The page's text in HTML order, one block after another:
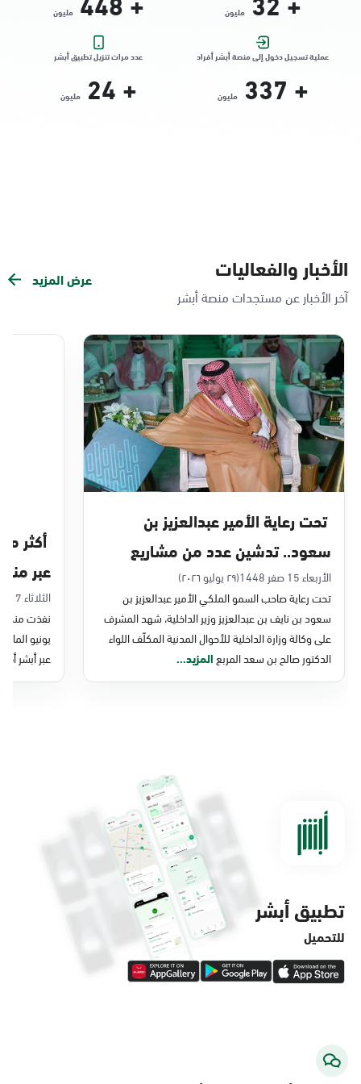
التوجه للموقع
الدمام, الدمام - الشاطئ مول
الأحد - الخميس (08:00-14:30)
الدمام, الدمام - لولو مول
الأحد - الخميس (08:00-14:30)
الدمام, الدمام - بنده حي أحد
الأحد - الخميس (08:00-14:30)
التوجه للموقع
الدمام, الدمام - الغرفة التجارية
التوجه للموقع
الدمام, الدمام - بنده - حي الشاطئ
الأحد - الخميس (08:00-14:30)
التوجه للموقع
الدمام, الدمام - بنده ضاحية الملك فهد
الدمام, الدمام - مستشفى الملك فهد
الدمام, الدمام - لولو ماركت حي الفاخرية
الأحد - الخميس (08:00-14:30)
مليون مليون
عملية تسجيل دخول إلى منصة أبشر أفراد
+
337 مليون
عدد مرات تنزيل تطبيق أبشر
+
24 مليون
الأخبار والفعاليات
آخر الأخبار عن مستجدات منصة أبشر
عرض المزيد
تحت رعاية الأمير عبدالعزيز بن
سعود.. تدشين عدد من مشاريع
التحول الرقمي والخدمات الإلكترونية
للأحوال المدنية
الأربعاء 15 صفر 1448
(٢٩ يوليو ٢٠٢٦)
تحت رعاية صاحب السمو الملكي الأمير عبدالعزيز بن
سعود بن نايف بن عبدالعزيز وزير الداخلية، شهد المشرف
على وكالة وزارة الداخلية للأحوال المدنية المكلّف اللواء
الدكتور صالح بن سعد المربعالمزيد...
عبر
الثلاثاء 7 صفر 1448
نفذت منصة
عبر أبشر
تطبيق أبشر
للتحميل